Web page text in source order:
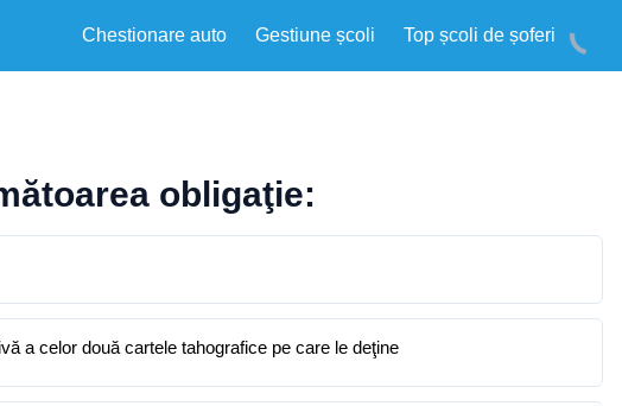
Chestionare auto Gestiune școli Top școli de șoferi
obligaţie:
a celor două cartele tahografice pe care le deţine